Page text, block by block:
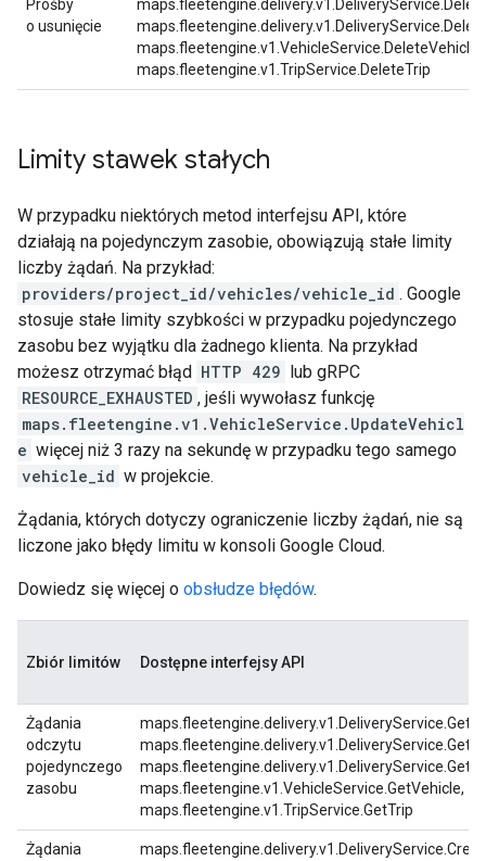
Prośby
o usunięcie
maps.fleetengine.v1.VehicleService.DeleteVehicle,
maps.fleetengine.v1.TripService.DeleteTrip
Limity stawek stałych
W przypadku niektórych metod interfejsu API, które
działają na pojedynczym zasobie, obowiązują stałe limity
liczby żądań. Na przykład:
providers/project_id/vehicles/vehicle_id . Google
stosuje stałe limity szybkości w przypadku pojedynczego
zasobu bez wyjątku dla żadnego klienta. Na przykład
możesz otrzymać błąd HTTP 429 lub gRPC
RESOURCE_EXHAUSTED , jeśli wywołasz funkcję
maps.fleetengine.v1.VehicleService.UpdateVehicl
e więcej niż 3 razy na sekundę w przypadku tego samego
vehicle_id w projekcie.
Żądania, których dotyczy ograniczenie liczby żądań, nie są
liczone jako błędy limitu w konsoli Google Cloud.
Dowiedz się więcej o obsłudze błędów.
Zbiór limitów Dostępne interfejsy API
Żądania
odczytu
pojedynczego
zasobu
maps.fleetengine.v1.VehicleService.GetVehicle,
maps.fleetengine.v1.TripService.GetTrip
Żądania